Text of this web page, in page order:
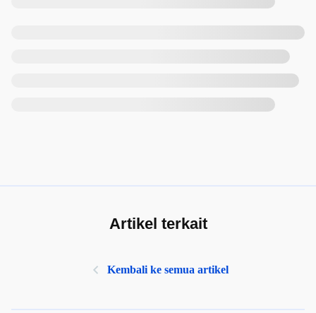
Artikel terkait
Kembali ke semua artikel